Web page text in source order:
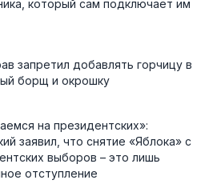
который сам подключает им
запретил добавлять горчицу в
борщ и окрошку
на президентских»:
заявил, что снятие «Яблока» с
выборов – это лишь
отступление